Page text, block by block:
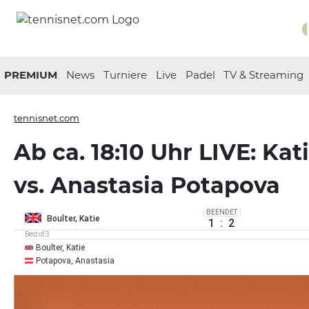
PREMIUM News Turniere Live Padel TV & Streaming
tennisnet.com
Ab ca. 18:10 Uhr LIVE:
vs. Anastasia Potapova
Boulter, Katie
BEENDET
1 : 2
Best of 3
Boulter, Katie
Potapova, Anastasia